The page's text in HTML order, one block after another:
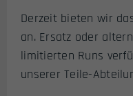
Derzeit bieten wir
an. Ersatz oder
limitierten Runs
unserer Teile-